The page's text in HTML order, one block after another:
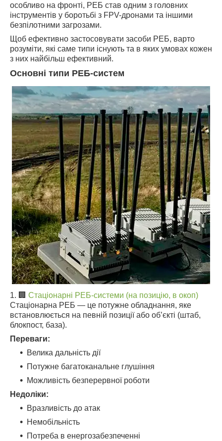
особливо на фронті, РЕБ став одним з головних
інструментів у боротьбі з FPV-дронами та іншими
безпілотними загрозами.
Щоб ефективно застосовувати засоби РЕБ, варто
розуміти, які саме типи існують та в яких умовах кожен
з них найбільш ефективний.
Основні типи РЕБ-систем
1. 🏢 Стаціонарні РЕБ-системи (на позицію, в окоп)
Стаціонарна РЕБ — це потужне обладнання, яке
встановлюється на певній позиції або об’єкті (штаб,
блокпост, база).
Переваги:
Велика дальність дії
Потужне багатоканальне глушіння
Можливість безперервної роботи
Недоліки:
Вразливість до атак
Немобільність
Потреба в енергозабезпеченні